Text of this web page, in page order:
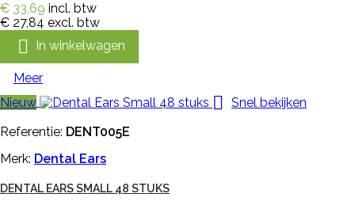
€ 33,69 incl. btw
€ 27,84 excl. btw
 In winkelwagen
Meer
Nieuw

Snel bekijken
Referentie: DENT005E
Merk: Dental Ears
DENTAL EARS SMALL 48 STUKS